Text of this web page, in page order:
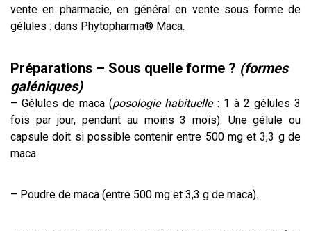
vente en pharmacie, en général en vente sous forme de
gélules : dans Phytopharma® Maca.
Préparations – Sous quelle forme ? (formes
galéniques)
– Gélules de maca (posologie habituelle: 1 à 2 gélules 3
fois par jour, pendant au moins 3 mois). Une gélule ou
capsule doit si possible contenir entre 500 mg et 3,3 g de
maca.
– Poudre de maca (entre 500 mg et 3,3 g de maca).